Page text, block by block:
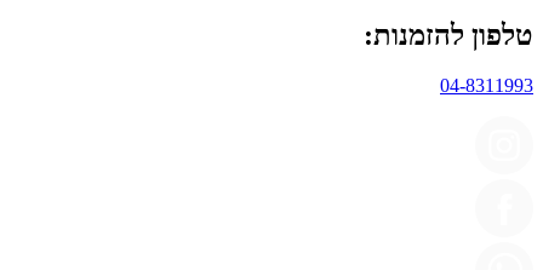
טלפון להזמנות:
04-8311993